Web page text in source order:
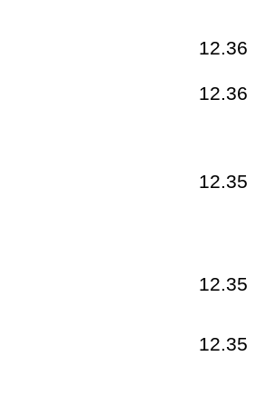
12.36
12.36
12.35
12.35
12.35